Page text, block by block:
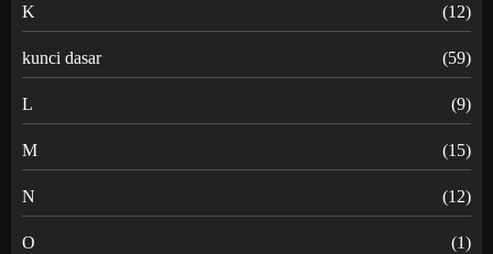
K (12)
kunci dasar (59)
L (9)
M (15)
N (12)
O (1)